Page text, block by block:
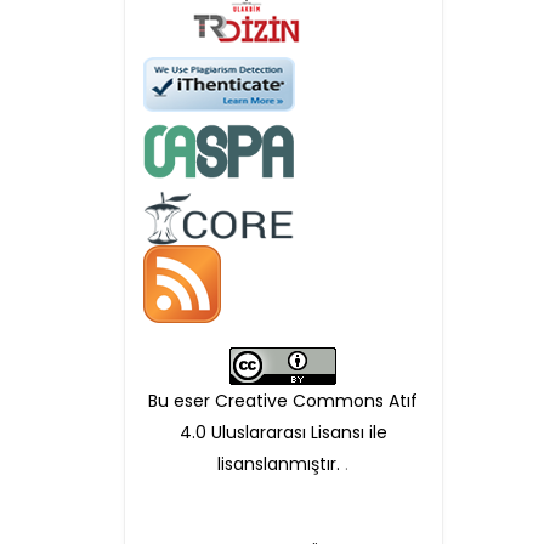
Öndenetimden geçen
makaleler için, 100 Avro
Makale İşletim Ücreti (APC)
alınmaktadır.
Hakem sürecine alınacak
makaleler için yazarlara
APC ödeme bilgi mesajı
iletilmektedir.
Bu eser Creative Commons Atıf
4.0 Uluslararası Lisansı ile
lisanslanmıştır. .